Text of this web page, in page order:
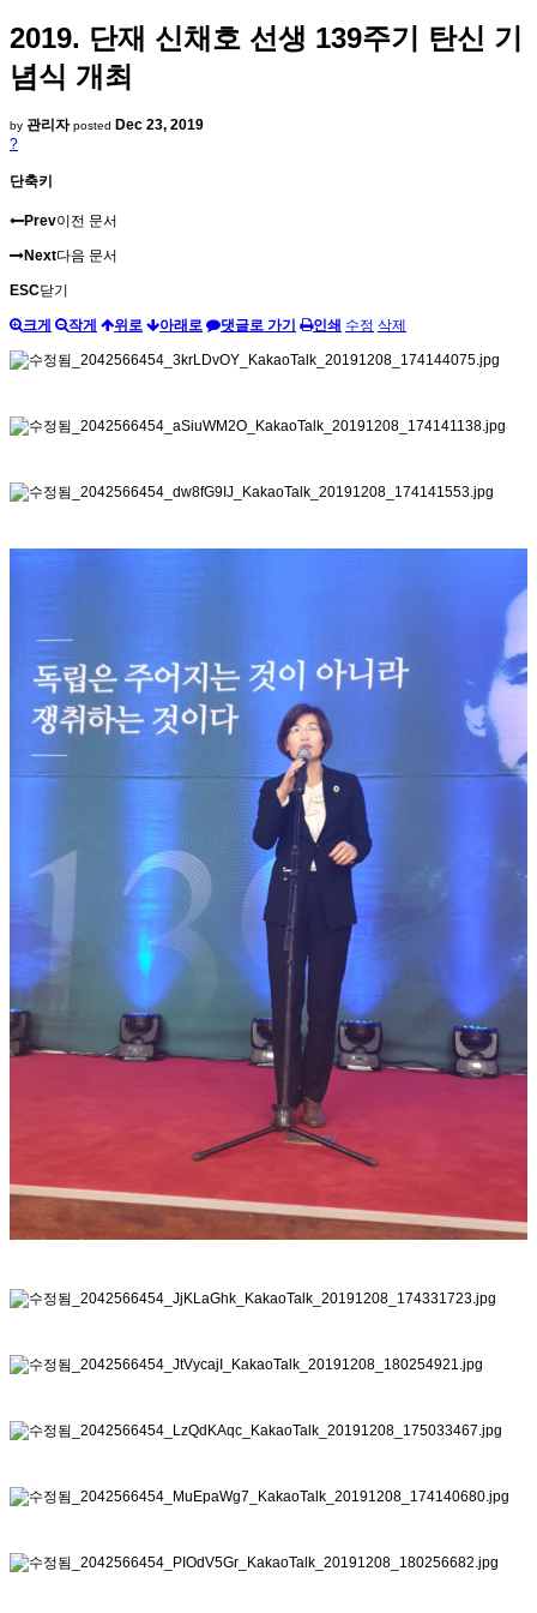
2019. 단재 신채호 선생 139주기 탄신 기
념식 개최
by 관리자 posted Dec 23, 2019
?
단축키
Prev이전 문서
Next다음 문서
ESC닫기
크게 작게 위로 아래로 댓글로 가기 인쇄 수정 삭제